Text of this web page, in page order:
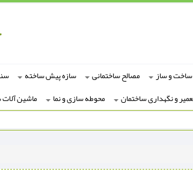
ساخت و ساز مصالح ساختمانی سازه پیش ساخته
و نگهداری ساختمان محوطه سازی و نما ماشین آلات